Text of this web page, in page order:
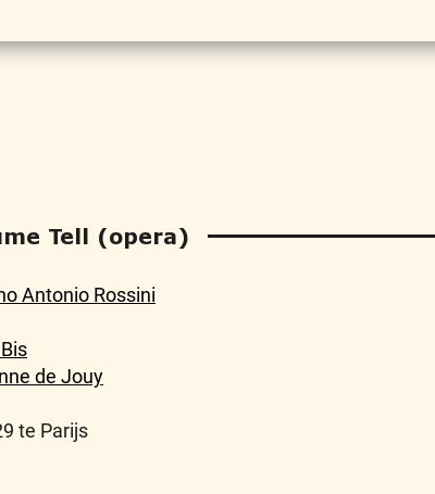
Tell (opera)
Antonio Rossini
de Jouy
te Parijs